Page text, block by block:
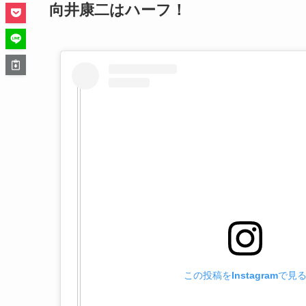
向井康二はハーフ！
この投稿をInstagramで見る